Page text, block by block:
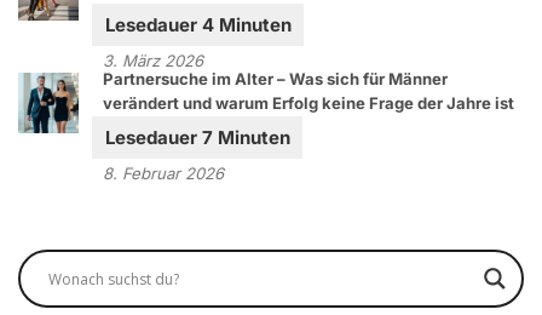
3. März 2026
Partnersuche im Alter – Was sich für Männer
verändert und warum Erfolg keine Frage der Jahre ist
8. Februar 2026